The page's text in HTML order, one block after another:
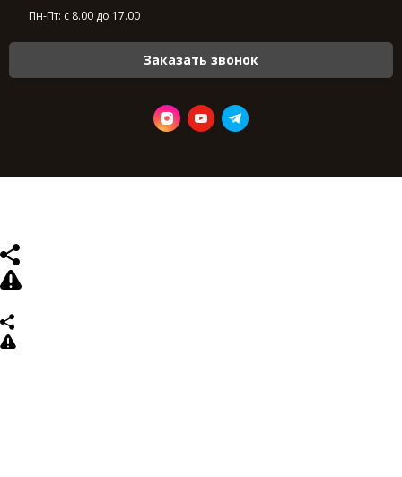
Пн-Пт: с 8.00 до 17.00
Заказать звонок